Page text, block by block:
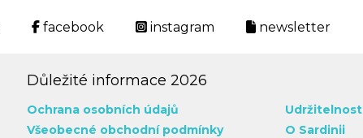
facebook instagram newsletter
Důležité informace 2026
Ochrana osobních údajů
Všeobecné obchodní podmínky
Udržitelnost
O Sardinii